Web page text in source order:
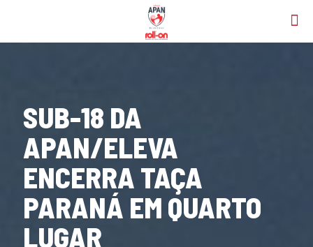
SUB-18 DA
APAN/ELEVA
ENCERRA TAÇA
PARANÁ EM QUARTO
LUGAR